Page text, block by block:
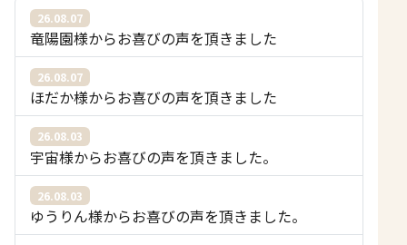
26.08.07
竜陽園様からお喜びの声を頂きました
26.08.07
ほだか様からお喜びの声を頂きました
26.08.03
宇宙様からお喜びの声を頂きました。
26.08.03
ゆうりん様からお喜びの声を頂きました。